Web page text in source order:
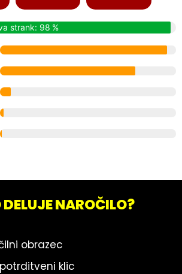
strank: 98 %
NAROČILO?
obrazec
klic